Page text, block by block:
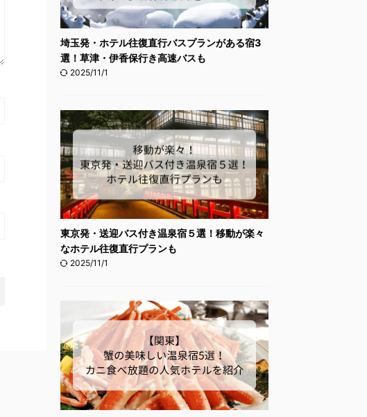
埼玉発・ホテル往復直行バスプランがある宿3
選！草津・伊香保行き高速バスも
2025/11/1
東京発・送迎バス付き温泉宿５選！移動が楽々
なホテル往復直行プランも
2025/11/1